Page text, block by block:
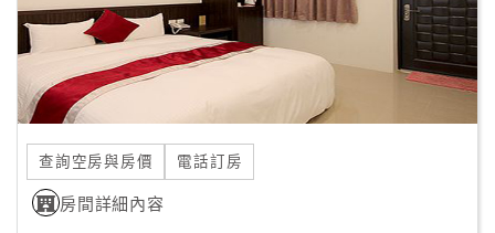
查詢空房與房價 電話訂房
房間詳細內容